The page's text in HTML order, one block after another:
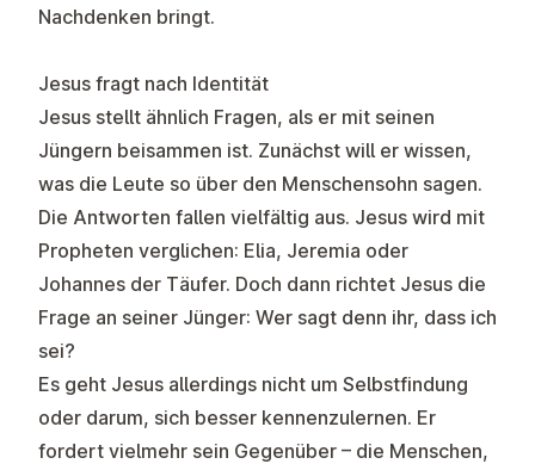
Nachdenken bringt.
Jesus fragt nach Identität
Jesus stellt ähnlich Fragen, als er mit seinen
Jüngern beisammen ist. Zunächst will er wissen,
was die Leute so über den Menschensohn sagen.
Die Antworten fallen vielfältig aus. Jesus wird mit
Propheten verglichen: Elia, Jeremia oder
Johannes der Täufer. Doch dann richtet Jesus die
Frage an seiner Jünger: Wer sagt denn ihr, dass ich
sei?
Es geht Jesus allerdings nicht um Selbstfindung
oder darum, sich besser kennenzulernen. Er
fordert vielmehr sein Gegenüber – die Menschen,